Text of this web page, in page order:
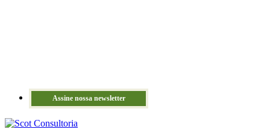
Assine nossa newsletter